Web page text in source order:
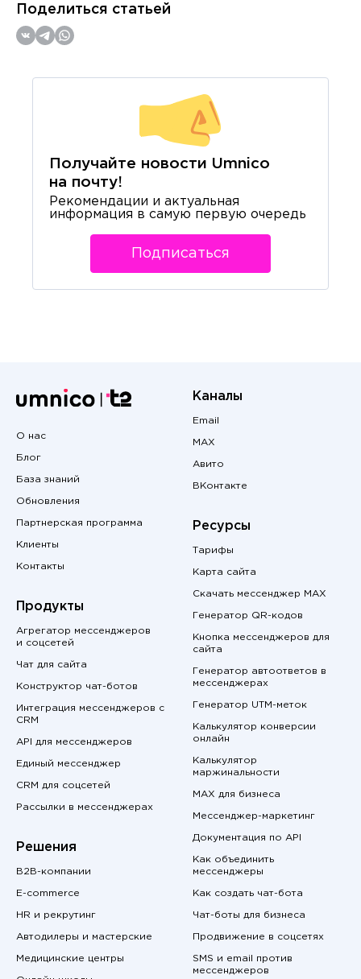
Поделиться статьей
Получайте новости Umnico
на почту!
Рекомендации и актуальная
информация в самую первую очередь
Подписаться
О нас
Блог
База знаний
Обновления
Партнерская программа
Клиенты
Контакты
Продукты
Агрегатор мессенджеров
и соцсетей
Чат для сайта
Конструктор чат-ботов
Интеграция мессенджеров с
CRM
API для мессенджеров
Единый мессенджер
CRM для соцсетей
Рассылки в мессенджерах
Решения
B2B-компании
E-commerce
HR и рекрутинг
Автодилеры и мастерские
Медицинские центры
Каналы
Email
MAX
Авито
ВКонтакте
Ресурсы
Тарифы
Карта сайта
Скачать мессенджер MAX
Генератор QR-кодов
Кнопка мессенджеров для
сайта
Генератор автоответов в
мессенджерах
Генератор UTM-меток
Калькулятор конверсии
онлайн
Калькулятор
маржинальности
MAX для бизнеса
Мессенджер-маркетинг
Документация по API
Как объединить
мессенджеры
Как создать чат-бота
Чат-боты для бизнеса
Продвижение в соцсетях
SMS и email против
мессенджеров